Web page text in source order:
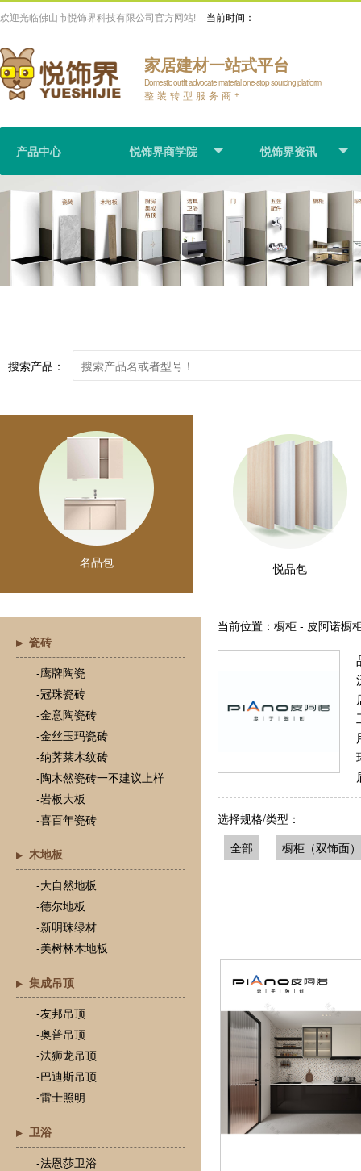
欢迎光临佛山市悦饰界科技有限公司官方网站! 当前时间：
家居建材一站式平台
Domestic outfit advocate material one-stop sourcing platform
整装转型服务商 +
产品中心 悦饰界商学院 悦饰界资讯
搜索产品：
名品包 悦品包
瓷砖
-鹰牌陶瓷
-冠珠瓷砖
-金意陶瓷砖
-金丝玉玛瓷砖
-纳荠莱木纹砖
-陶木然瓷砖一不建议上样
-岩板大板
-喜百年瓷砖
木地板
-大自然地板
-德尔地板
-新明珠绿材
-美树林木地板
集成吊顶
-友邦吊顶
-奥普吊顶
-法狮龙吊顶
-巴迪斯吊顶
-雷士照明
卫浴
-法恩莎卫浴
当前位置：橱柜 - 皮阿诺橱
选择规格/类型：
全部
橱柜（双饰面）